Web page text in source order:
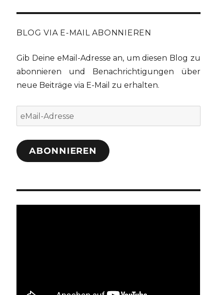
BLOG VIA E-MAIL ABONNIEREN
Gib Deine eMail-Adresse an, um diesen Blog zu
abonnieren und Benachrichtigungen über
neue Beiträge via E-Mail zu erhalten.
eMail-
Adresse
ABONNIEREN